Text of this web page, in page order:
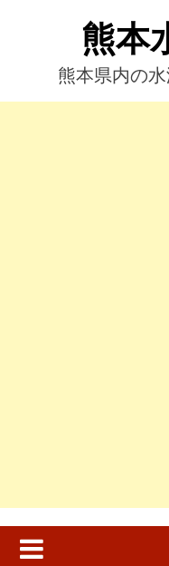
へ
熊本
熊本県内の
検
索: